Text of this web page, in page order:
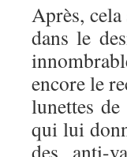
Après,
dans le
encore le
lunettes
qui lui
des anti-